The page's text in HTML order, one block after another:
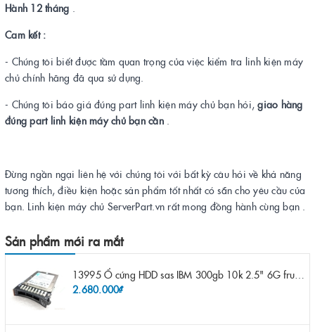
Hành 12 tháng .
Cam kết :
- Chúng tôi biết được tầm quan trọng của việc kiểm tra linh kiện máy
chủ chính hãng đã qua sử dụng.
- Chúng tôi báo giá đúng part linh kiện máy chủ bạn hỏi,giao hàng
đúng part linh kiện máy chủ bạn cần.
Đừng ngần ngại liên hệ với chúng tôi với bất kỳ câu hỏi về khả năng
tương thích, điều kiện hoặc sản phẩm tốt nhất có sẵn cho yêu cầu của
bạn. Linh kiện máy chủ ServerPart.vn rất mong đồng hành cùng bạn .
Sản phẩm mới ra mắt
13995 Ổ cứng HDD sas IBM 300gb 10k 2.5" 6G fru 44W2265 opt 44W2264 pn 44W2268 ST9300503SS
2.680.000₫